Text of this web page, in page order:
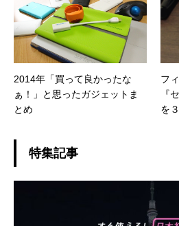
った
2014年「買って良かったな
ぁ！」と思ったガジェットま
とめ
フ
『
を
特集記事